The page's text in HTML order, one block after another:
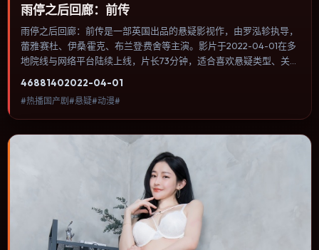
雨停之后回廊：前传
雨停之后回廊：前传是一部英国出品的悬疑影视作，由罗泓轸执导，
蕾雅·赛杜、伊桑·霍克、布兰登·费舍等主演。影片于2022-04-01在多
地院线与网络平台陆续上线，片长73分钟，适合喜欢悬疑类型、关注
节奏与视听语言统一，可作为休闲观影或类型片补片的选择。
46881402022-04-01
#热播国产剧#悬疑#动漫#